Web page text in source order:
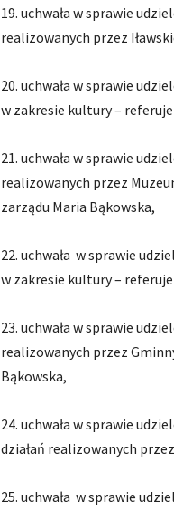
19. uchwała w sprawie
realizowanych przez
20. uchwała w sprawie
w zakresie kultury –
21. uchwała w sprawie
realizowanych przez
zarządu Maria Bąkowska,
22. uchwała w sprawie
w zakresie kultury –
23. uchwała w sprawie
realizowanych przez
Bąkowska,
24. uchwała w sprawie
działań realizowanych
25. uchwała w sprawie